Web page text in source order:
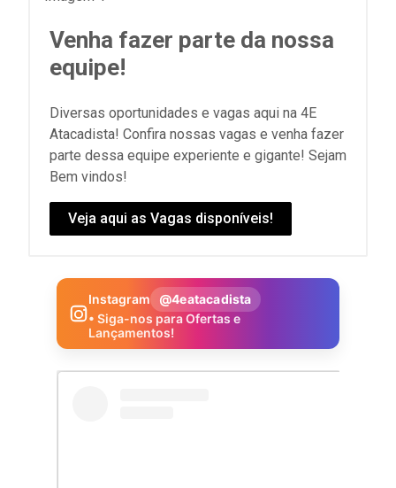
Venha fazer parte da nossa
equipe!
Diversas oportunidades e vagas aqui na 4E
Atacadista! Confira nossas vagas e venha fazer
parte dessa equipe experiente e gigante! Sejam
Bem vindos!
Veja aqui as Vagas disponíveis!
Instagram
@4eatacadista
• Siga-nos para Ofertas e
Lançamentos!